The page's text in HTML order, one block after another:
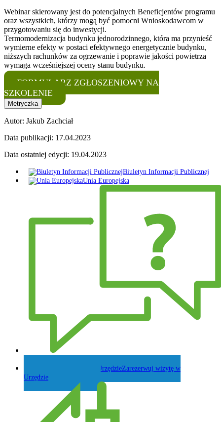
Webinar skierowany jest do potencjalnych Beneficjentów programu
oraz wszystkich, którzy mogą być pomocni Wnioskodawcom w
przygotowaniu się do inwestycji.
Termomodernizacja budynku jednorodzinnego, która ma przynieść
wymierne efekty w postaci efektywnego energetycznie budynku,
niższych rachunków za ogrzewanie i poprawie jakości powietrza
wymaga wcześniejszej oceny stanu budynku.
FORMULARZ ZGŁOSZENIOWY NA
SZKOLENIE
Metryczka
Autor: Jakub Zachciał
Data publikacji: 17.04.2023
Data ostatniej edycji: 19.04.2023
Biuletyn Informacji Publicznej
Unia Europejska
Zarezerwuj wizytę w
Urzędzie